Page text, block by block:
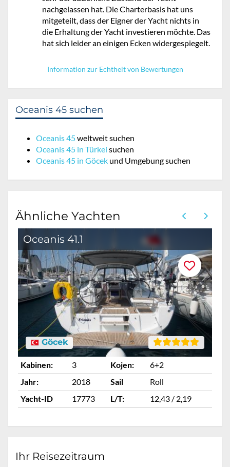
nachgelassen hat. Die Charterbasis hat uns
mitgeteilt, dass der Eigner der Yacht nichts in
die Erhaltung der Yacht investieren möchte. Das
hat sich leider an einigen Ecken widergespiegelt.
Information zur Echtheit von Bewertungen
Oceanis 45 suchen
Oceanis 45weltweit suchen
Oceanis 45 in Türkei suchen
Oceanis 45 in Göcek und Umgebung suchen
Ähnliche Yachten
Oceanis 41.1
Göcek
Kabinen: 3 Kojen:
6+2
Jahr:
2018 Sail
Roll
Yacht-ID
17773 L/T: 12,43 / 2,19
Ihr Reisezeitraum